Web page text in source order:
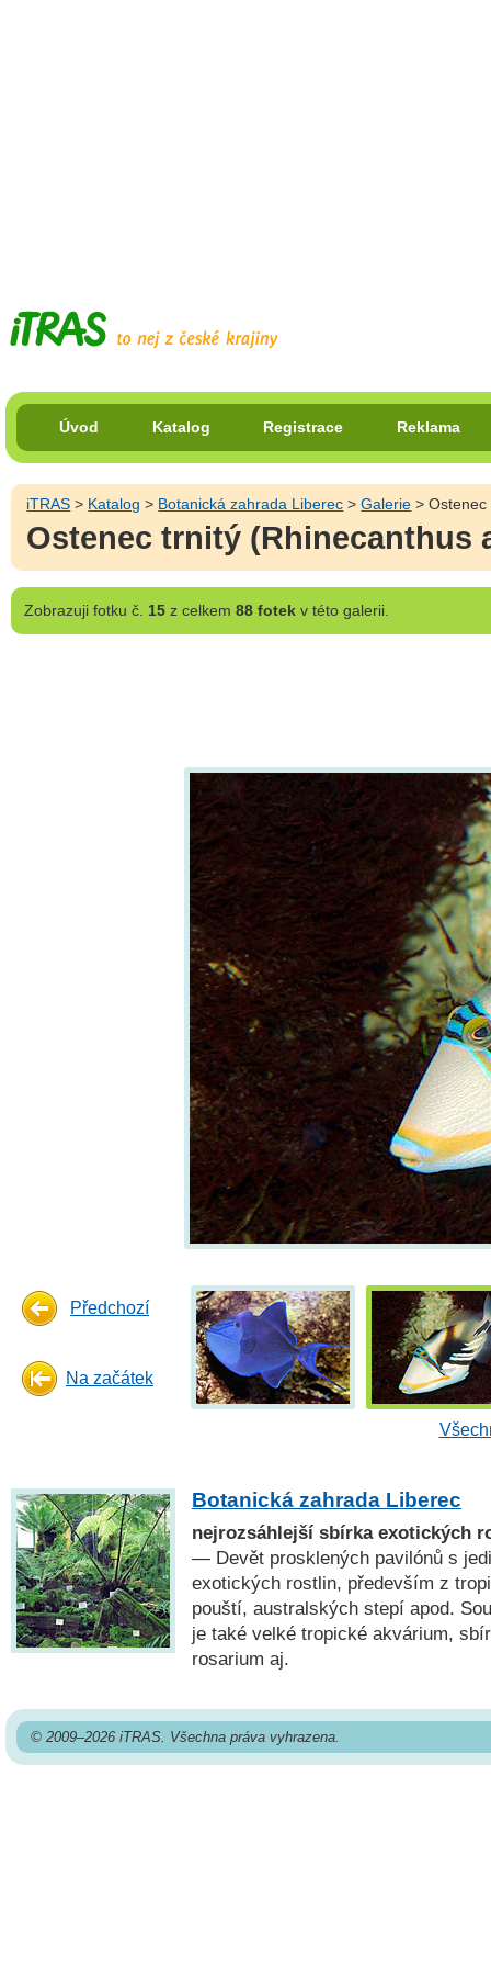
Úvod Katalog Registrace Reklama
iTRAS > Katalog > Botanická zahrada Liberec >Galerie >
Ostenec trnitý (Rhinecanthus
Zobrazujifotku č. 15z celkem 88 fotekv této galerii.
Předchozí
Na začátek
Botanická zahrada Liberec
nejrozsáhlejší sbírka exotických
— Devět prosklených pavilónů s
exotických rostlin, především z
pouští, australských stepí apod.
je také velké tropické akvárium,
rosarium aj.
© 2009–2026 iTRAS. Všechna práva vyhrazena.